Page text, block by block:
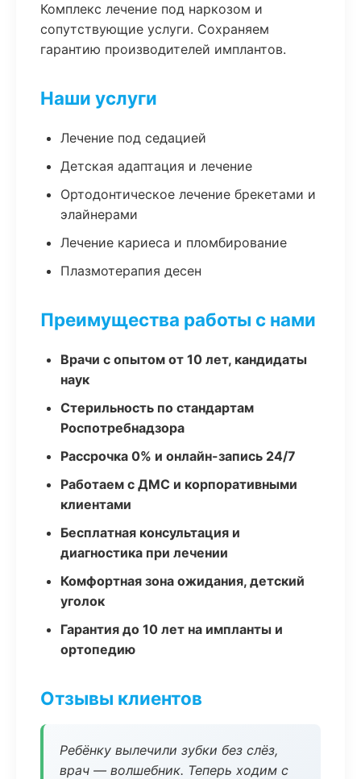
Комплекс лечение под наркозом и
сопутствующие услуги. Сохраняем
гарантию производителей имплантов.
Наши услуги
Лечение под седацией
Детская адаптация и лечение
Ортодонтическое лечение брекетами и
элайнерами
Лечение кариеса и пломбирование
Плазмотерапия десен
Преимущества работы с нами
Врачи с опытом от 10 лет, кандидаты
наук
Стерильность по стандартам
Роспотребнадзора
Рассрочка 0% и онлайн-запись 24/7
Работаем с ДМС и корпоративными
клиентами
Бесплатная консультация и
диагностика при лечении
Комфортная зона ожидания, детский
уголок
Гарантия до 10 лет на импланты и
ортопедию
Отзывы клиентов
Ребёнку вылечили зубки без слёз,
врач — волшебник. Теперь ходим с